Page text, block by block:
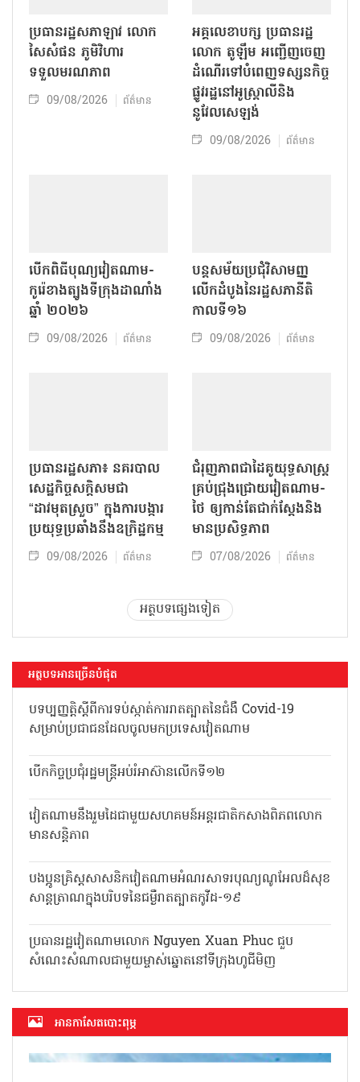
ប្រធានរដ្ឋសភាឡាវ លោក
សៃសំផន ភូមិវិហារ
ទទួលមរណភាព
09/08/2026 ព័ត៌មាន
អគ្គលេខាបក្ស ប្រធានរដ្ឋ
លោក តូឡឹម អញ្ជើញចេញ
ដំណើរទៅបំពេញទស្សនកិច្ច
ផ្លូវរដ្ឋនៅអូស្ត្រាលីនិង
នូវែលសេឡង់
09/08/2026 ព័ត៌មាន
បើកពិធីបុណ្យវៀតណាម-
កូរ៉េខាងត្បូងទីក្រុងដាណាំង
ឆ្នាំ ២០២៦
09/08/2026 ព័ត៌មាន
បន្តសម័យប្រជុំវិសាមញ្ញ
លើកដំបូងនៃរដ្ឋសភានីតិ
កាលទី១៦
09/08/2026 ព័ត៌មាន
ប្រធានរដ្ឋសភា៖ នគរបាល
សេដ្ឋកិច្ចសក្តិសមជា
“ដាវមុតស្រួច” ក្នុងការបង្ការ
ប្រយុទ្ធប្រឆាំងនឹងឧក្រិដ្ឋកម្ម
09/08/2026 ព័ត៌មាន
ជំរុញភាពជាដៃគូយុទ្ធសាស្ត្រ
គ្រប់ជ្រុងជ្រោយវៀតណាម-
ថៃ ឲ្យកាន់តែជាក់ស្ដែងនិង
មានប្រសិទ្ធភាព
07/08/2026 ព័ត៌មាន
អត្ថបទផ្សេងទៀត
អត្ថបទអានច្រើនបំផុត
បទប្បញ្ញត្តិស្តីពីការទប់ស្កាត់ការរាតត្បាតនៃ
ជំងឺ Covid-19 សម្រាប់ប្រជាជនដែល
បើកកិច្ចប្រជុំរដ្ឋមន្ត្រីអប់រំអាស៊ានលើកទី១២
អន្តរជាតិកសាងពិភពលោកមានសន្តិភាព
សាទរបុណ្យណូអែលដ៏សុខសាន្តត្រាណក្នុង
បរិបទនៃជម្ងឺរាតត្បាតកូវីដ-១៩
សំណេះសំណាលជាមួយម្ចាស់ឆ្នោតនៅទីក្រុងហូជីមិញ